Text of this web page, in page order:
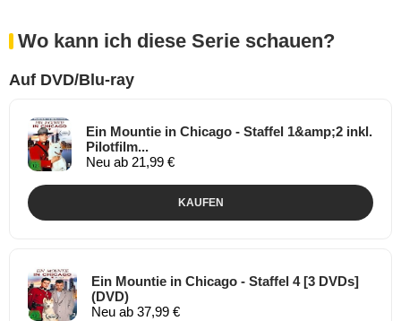
Wo kann ich diese Serie schauen?
Auf DVD/Blu-ray
Ein Mountie in Chicago - Staffel 1&amp;2 inkl.
Pilotfilm...
Neu ab 21,99 €
KAUFEN
Ein Mountie in Chicago - Staffel 4 [3 DVDs]
(DVD)
Neu ab 37,99 €